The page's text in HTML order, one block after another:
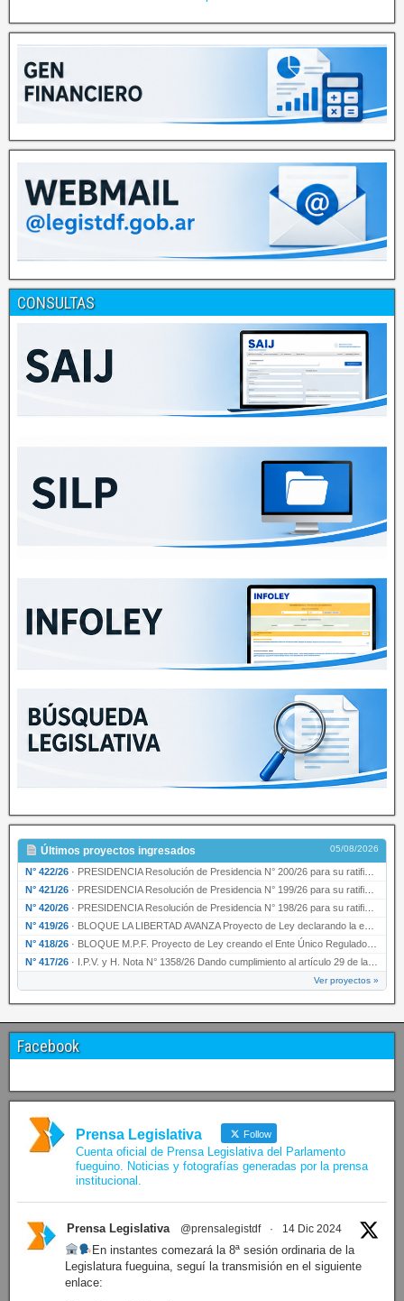
CONSULTAS
Últimos proyectos ingresados 05/08/2026
N° 422/26 · PRESIDENCIA Resolución de Presidencia N° 200/26 para su ratificación.
N° 421/26 · PRESIDENCIA Resolución de Presidencia N° 199/26 para su ratificación.
N° 420/26 · PRESIDENCIA Resolución de Presidencia N° 198/26 para su ratificación.
N° 419/26 · BLOQUE LA LIBERTAD AVANZA Proyecto de Ley declarando la esencialidad del servicio educativ…
N° 418/26 · BLOQUE M.P.F. Proyecto de Ley creando el Ente Único Regulador de servicios públicos de la …
N° 417/26 · I.P.V. y H. Nota N° 1358/26 Dando cumplimiento al artículo 29 de la Ley provincial N° 1399…
Ver proyectos »
Facebook
Prensa Legislativa Follow
Cuenta oficial de Prensa Legislativa del Parlamento
fueguino. Noticias y fotografías generadas por la prensa
institucional.
Prensa Legislativa @prensalegistdf · 14 Dic 2024
En instantes comezará la 8ª sesión ordinaria de la
Legislatura fueguina, seguí la transmisión en el siguiente
enlace: